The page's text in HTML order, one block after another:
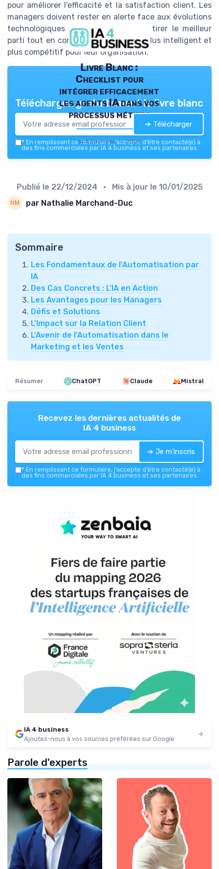
pour améliorer l'efficacité et la satisfaction client. Les
managers doivent rester en alerte face aux évolutions
technologiques pour continuer à en tirer le meilleur
parti tout en construisant un avenir plus intelligent et
plus compétitif pour leur organisation.
Livre Blanc :
Checklist pour
intégrer efficacement
les agents IA dans vos
processus métiers
IA 4 business — 2026
Téléchargez gratuitement le livre blanc
➔ Télécharger
* En remplissant ce formulaire, j’accepte d’être contacté(e) à
des fins commerciales par IA 4 business et ses partenaires.
Publié le 22/12/2024 • Mis à jour le 10/01/2025
par Nathalie Marchand-Duc
Sommaire
Les Fondamentaux de l'Automatisation par
IA
Des Cas Concrets : L'IA en Action
Les Avantages pour les Managers
Défis et Solutions
L'Impact sur la Relation Client
L'Avenir de l'Automatisation dans le
Marketing et les Ventes
Résumer ChatGPT Claude Mistral
Recevez les dernières actualités de
IA 4 business
➔ Je m'inscris
* En remplissant ce formulaire, j’accepte d’être contacté(e) à
des fins commerciales par IA 4 business et ses partenaires.
IA 4 business
Ajoutez-nous à vos sources préférées sur Google
Parole d'experts